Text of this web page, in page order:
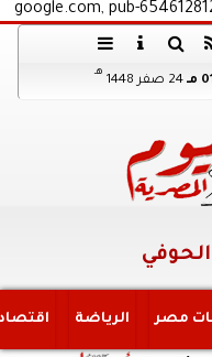
google.com, pub-
24 صفر 1448
هـ
مصر الرياضة